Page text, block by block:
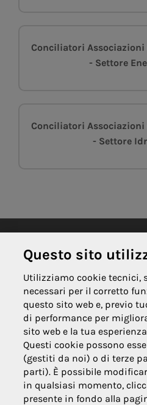
Conciliatori
- Settore
Conciliatori
- Settore
Sito web
https://
SedePiazzale
Email
Pec
Questo sito
Utilizziamo cookie tecnici,
necessari per il corretto
questo sito web e, previo
di performance per
sito web e la tua
Questi cookie possono
(gestiti da noi) o di terze
parti). È possibile
in qualsiasi momento,
presente in fondo alla